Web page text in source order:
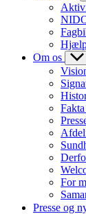
Om os
For
Presse og